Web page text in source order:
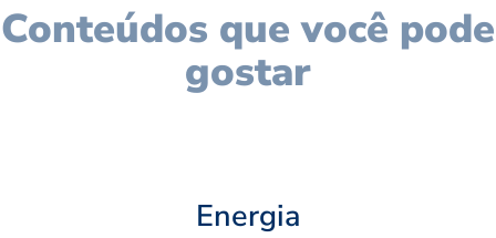
Conteúdos que você pode
gostar
Energia